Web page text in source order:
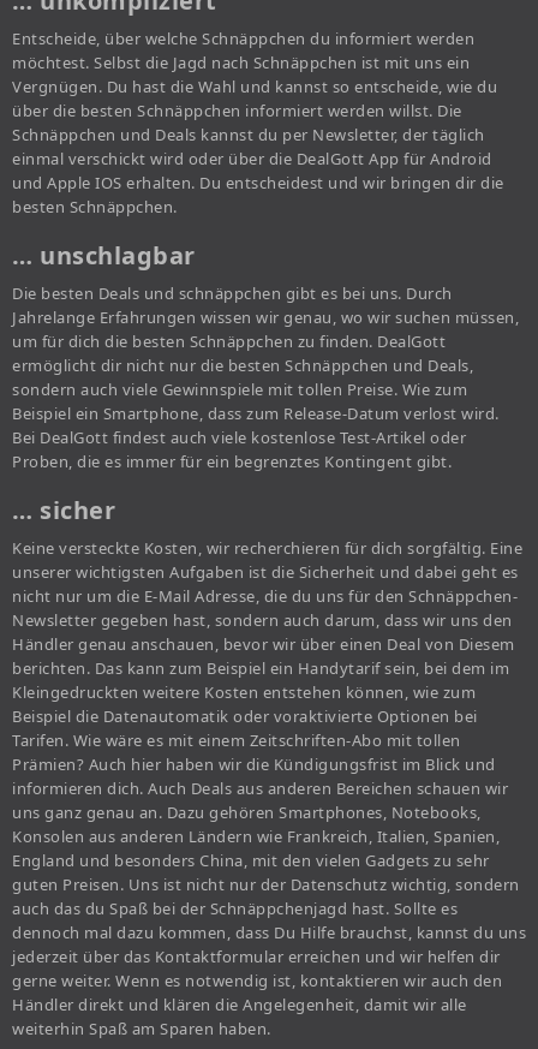
Entscheide, über welche Schnäppchen du informiert werden
möchtest. Selbst die Jagd nach Schnäppchen ist mit uns ein
Vergnügen. Du hast die Wahl und kannst so entscheide, wie du
über die besten Schnäppchen informiert werden willst. Die
Schnäppchen und Deals kannst du per Newsletter, der täglich
einmal verschickt wird oder über die DealGott App für Android
und Apple IOS erhalten. Du entscheidest und wir bringen dir die
besten Schnäppchen.
… unschlagbar
Die besten Deals und schnäppchen gibt es bei uns. Durch
Jahrelange Erfahrungen wissen wir genau, wo wir suchen müssen,
um für dich die besten Schnäppchen zu finden. DealGott
ermöglicht dir nicht nur die besten Schnäppchen und Deals,
sondern auch viele Gewinnspiele mit tollen Preise. Wie zum
Beispiel ein Smartphone, dass zum Release-Datum verlost wird.
Bei DealGott findest auch viele kostenlose Test-Artikel oder
Proben, die es immer für ein begrenztes Kontingent gibt.
… sicher
Keine versteckte Kosten, wir recherchieren für dich sorgfältig. Eine
unserer wichtigsten Aufgaben ist die Sicherheit und dabei geht es
nicht nur um die E-Mail Adresse, die du uns für den Schnäppchen-
Newsletter gegeben hast, sondern auch darum, dass wir uns den
Händler genau anschauen, bevor wir über einen Deal von Diesem
berichten. Das kann zum Beispiel ein Handytarif sein, bei dem im
Kleingedruckten weitere Kosten entstehen können, wie zum
Beispiel die Datenautomatik oder voraktivierte Optionen bei
Tarifen. Wie wäre es mit einem Zeitschriften-Abo mit tollen
Prämien? Auch hier haben wir die Kündigungsfrist im Blick und
informieren dich. Auch Deals aus anderen Bereichen schauen wir
uns ganz genau an. Dazu gehören Smartphones, Notebooks,
Konsolen aus anderen Ländern wie Frankreich, Italien, Spanien,
England und besonders China, mit den vielen Gadgets zu sehr
guten Preisen. Uns ist nicht nur der Datenschutz wichtig, sondern
auch das du Spaß bei der Schnäppchenjagd hast. Sollte es
dennoch mal dazu kommen, dass Du Hilfe brauchst, kannst du uns
jederzeit über das Kontaktformular erreichen und wir helfen dir
gerne weiter. Wenn es notwendig ist, kontaktieren wir auch den
Händler direkt und klären die Angelegenheit, damit wir alle
weiterhin Spaß am Sparen haben.